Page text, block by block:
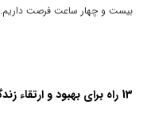
بیست و چهار ساعت فرصت داریم.
13 راه برای بهبود و ارتقاء زندگی